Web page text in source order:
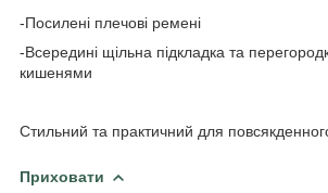
-Посилені плечові ремені
-Всередині щільна підкладка та
кишенями
Стильний та практичний для
Приховати